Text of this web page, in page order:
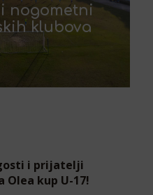
nogometni
klubova
i prijatelji
Olea kup U-17!